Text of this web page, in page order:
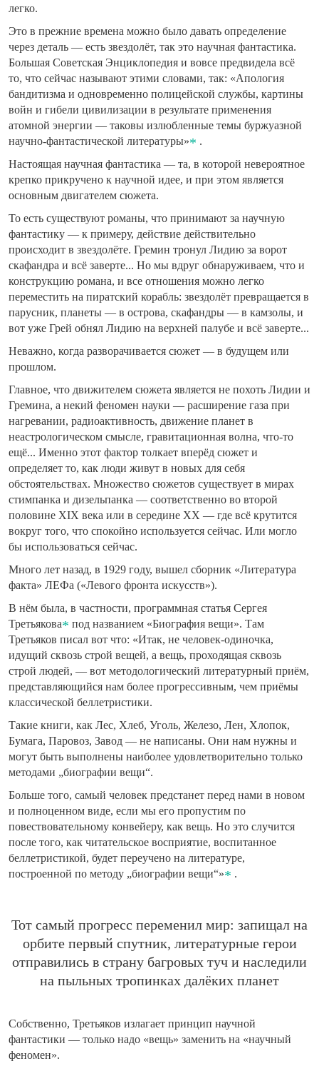
легко.
Это в прежние времена можно было давать определение
через деталь — есть звездолёт, так это научная фантастика.
Большая Советская Энциклопедия и вовсе предвидела всё
то, что сейчас называют этими словами, так: «Апология
бандитизма и одновременно полицейской службы, картины
войн и гибели цивилизации в результате применения
атомной энергии — таковы излюбленные темы буржуазной
научно-фантастической литературы»
.
Настоящая научная фантастика — та, в которой невероятное
крепко прикручено к научной идее, и при этом является
основным двигателем сюжета.
То есть существуют романы, что принимают за научную
фантастику — к примеру, действие действительно
происходит в звездолёте. Гремин тронул Лидию за ворот
скафандра и всё заверте... Но мы вдруг обнаруживаем, что и
конструкцию романа, и все отношения можно легко
переместить на пиратский корабль: звездолёт превращается в
парусник, планеты — в острова, скафандры — в камзолы, и
вот уже Грей обнял Лидию на верхней палубе и всё заверте...
Неважно, когда разворачивается сюжет — в будущем или
прошлом.
Главное, что движителем сюжета является не похоть Лидии и
Гремина, а некий феномен науки — расширение газа при
нагревании, радиоактивность, движение планет в
неастрологическом смысле, гравитационная волна, что-то
ещё... Именно этот фактор толкает вперёд сюжет и
определяет то, как люди живут в новых для себя
обстоятельствах. Множество сюжетов существует в мирах
стимпанка и дизельпанка — соответственно во второй
половине XIX века или в середине XX — где всё крутится
вокруг того, что спокойно используется сейчас. Или могло
бы использоваться сейчас.
Много лет назад, в 1929 году, вышел сборник «Литература
факта» ЛЕФа («Левого фронта искусств»).
В нём была, в частности, программная статья Сергея
Третьякова под названием «Биография вещи». Там
Третьяков писал вот что: «Итак, не человек-одиночка,
идущий сквозь строй вещей, а вещь, проходящая сквозь
строй людей, — вот методологический литературный приём,
представляющийся нам более прогрессивным, чем приёмы
классической беллетристики.
Такие книги, как Лес, Хлеб, Уголь, Железо, Лен, Хлопок,
Бумага, Паровоз, Завод — не написаны. Они нам нужны и
могут быть выполнены наиболее удовлетворительно только
методами „биографии вещи“.
Больше того, самый человек предстанет перед нами в новом
и полноценном виде, если мы его пропустим по
повествовательному конвейеру, как вещь. Но это случится
после того, как читательское восприятие, воспитанное
беллетристикой, будет переучено на литературе,
построенной по методу „биографии вещи“»
.
Тот самый прогресс переменил мир: запищал на
орбите первый спутник, литературные герои
отправились в страну багровых туч и наследили
на пыльных тропинках далёких планет
Собственно, Третьяков излагает принцип научной
фантастики — только надо «вещь» заменить на «научный
феномен».